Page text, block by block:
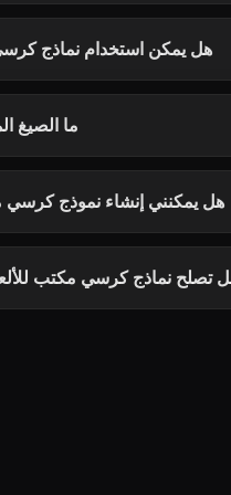
هل يمكن استخدام نماذج كرسي
ما الصيغ
هل يمكنني إنشاء نموذج كرسي
تصلح نماذج كرسي مكتب